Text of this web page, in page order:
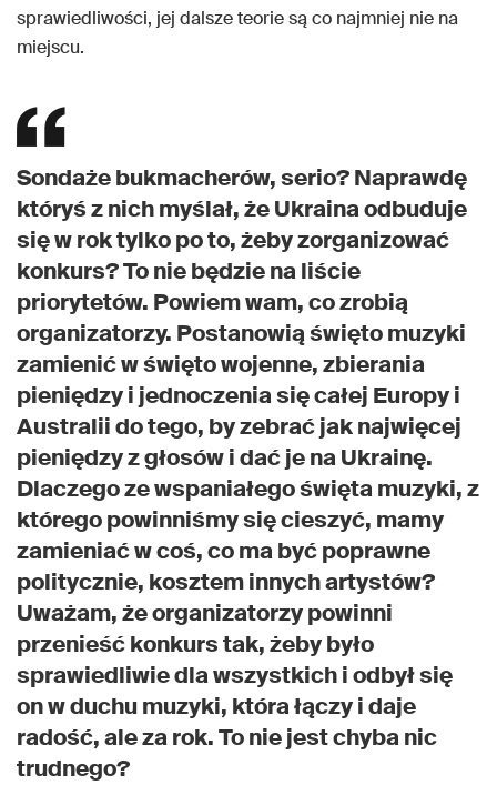
sprawiedliwości, jej dalsze teorie są co najmniej nie na
miejscu.
Sondaże bukmacherów, serio? Naprawdę
któryś z nich myślał, że Ukraina odbuduje
się w rok tylko po to, żeby zorganizować
konkurs? To nie będzie na liście
priorytetów. Powiem wam, co zrobią
organizatorzy. Postanowią święto muzyki
zamienić w święto wojenne, zbierania
pieniędzy i jednoczenia się całej Europy i
Australii do tego, by zebrać jak najwięcej
pieniędzy z głosów i dać je na Ukrainę.
Dlaczego ze wspaniałego święta muzyki, z
którego powinniśmy się cieszyć, mamy
zamieniać w coś, co ma być poprawne
politycznie, kosztem innych artystów?
Uważam, że organizatorzy powinni
przenieść konkurs tak, żeby było
sprawiedliwie dla wszystkich i odbył się
on w duchu muzyki, która łączy i daje
radość, ale za rok. To nie jest chyba nic
trudnego?